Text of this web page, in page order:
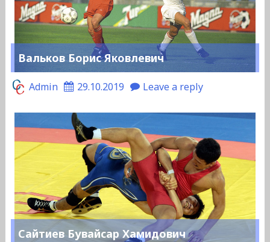
Вальков Борис Яковлевич
Admin 29.10.2019 Leave a reply
Сайтиев Бувайсар Хамидович